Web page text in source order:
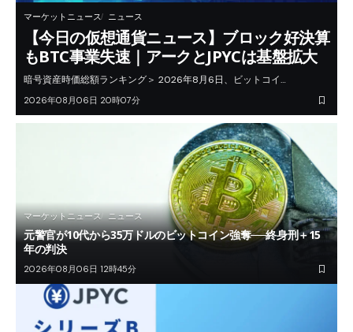
マーケットニュース ニュース
【今日の仮想通貨ニュース】ブロック好決算
もBTC事業失速｜アークとJPYCは基盤拡大
暗号資産時価総額ランキング＞ 2026年8月6日、ビットコイ…
2026年08月06日 20時07分
マーケットニュース ニュース
元警官が10代から35万ドルのビットコイン強奪──終身刑＋15
年の判決
2026年08月06日 12時45分